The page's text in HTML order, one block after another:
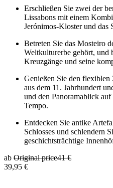
Erschließen Sie zwei der
Lissabons mit einem
Jerónimos-Kloster und das
Betreten Sie das Mosteiro
Weltkulturerbe gehört, und
Kreuzgänge und seine
Genießen Sie den flexiblen
aus dem 11. Jahrhundert
und den Panoramablick
Tempo.
Entdecken Sie antike
Schlosses und schlendern
geschichtsträchtige
ab Original price41 €
39,95 €